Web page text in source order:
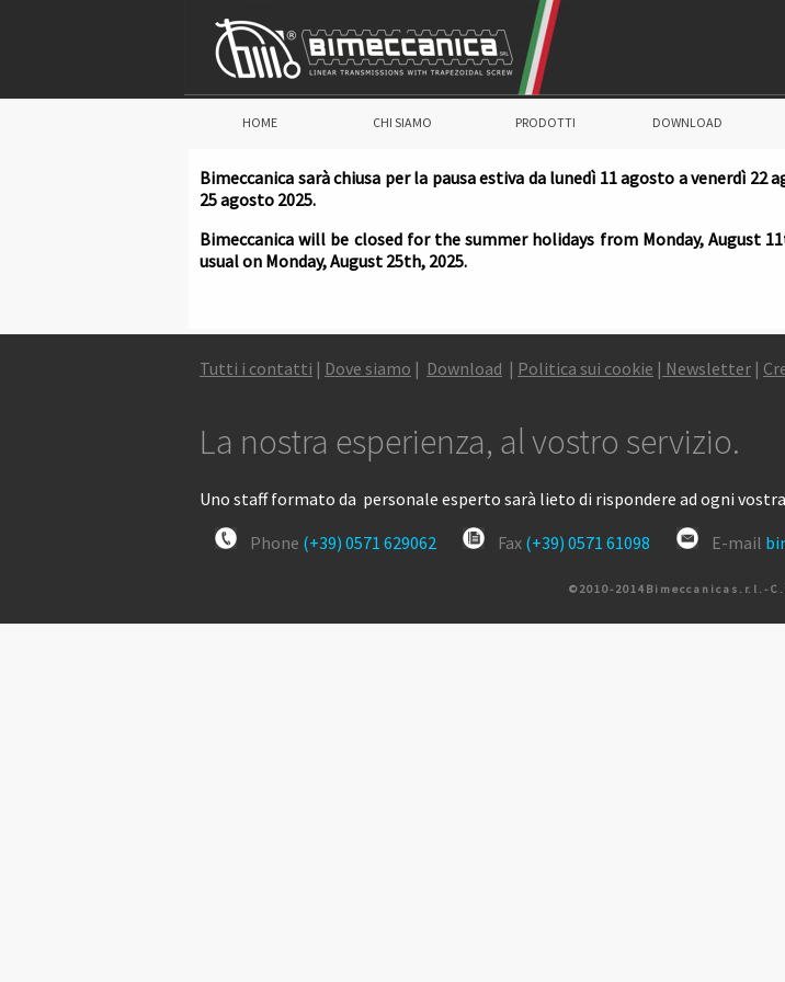
HOME CHI SIAMO PRODOTTI DOWNLOAD
Bimeccanica sarà chiusa per la pausa estiva da lunedì 11 agosto a venerdì
25 agosto 2025.
Bimeccanica will be closed for the summer holidays from Monday, August
usual on Monday, August 25th, 2025.
Tutti i contatti | Dove siamo | Download | Politica sui cookie | Newsletter |
La nostra esperienza, al vostro servizio.
Uno staff formato da personale esperto sarà lieto di rispondere ad ogni
Phone (+39) 0571 629062 Fax (+39) 0571 61098 E-mail
© 2 0 1 0 - 2 0 1 4 B i m e c c a n i c a s . r. l . - C .